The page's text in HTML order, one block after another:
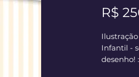
R$
Infantil -
desenho!